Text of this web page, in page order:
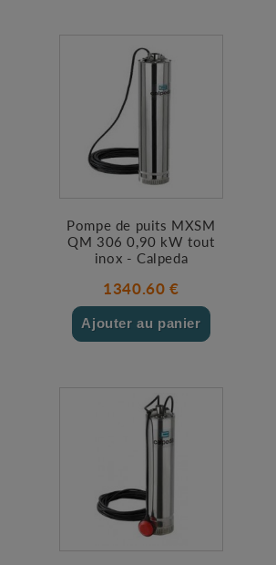
Pompe de puits MXSM
QM 306 0,90 kW tout
inox - Calpeda
1340.60 €
Ajouter au panier